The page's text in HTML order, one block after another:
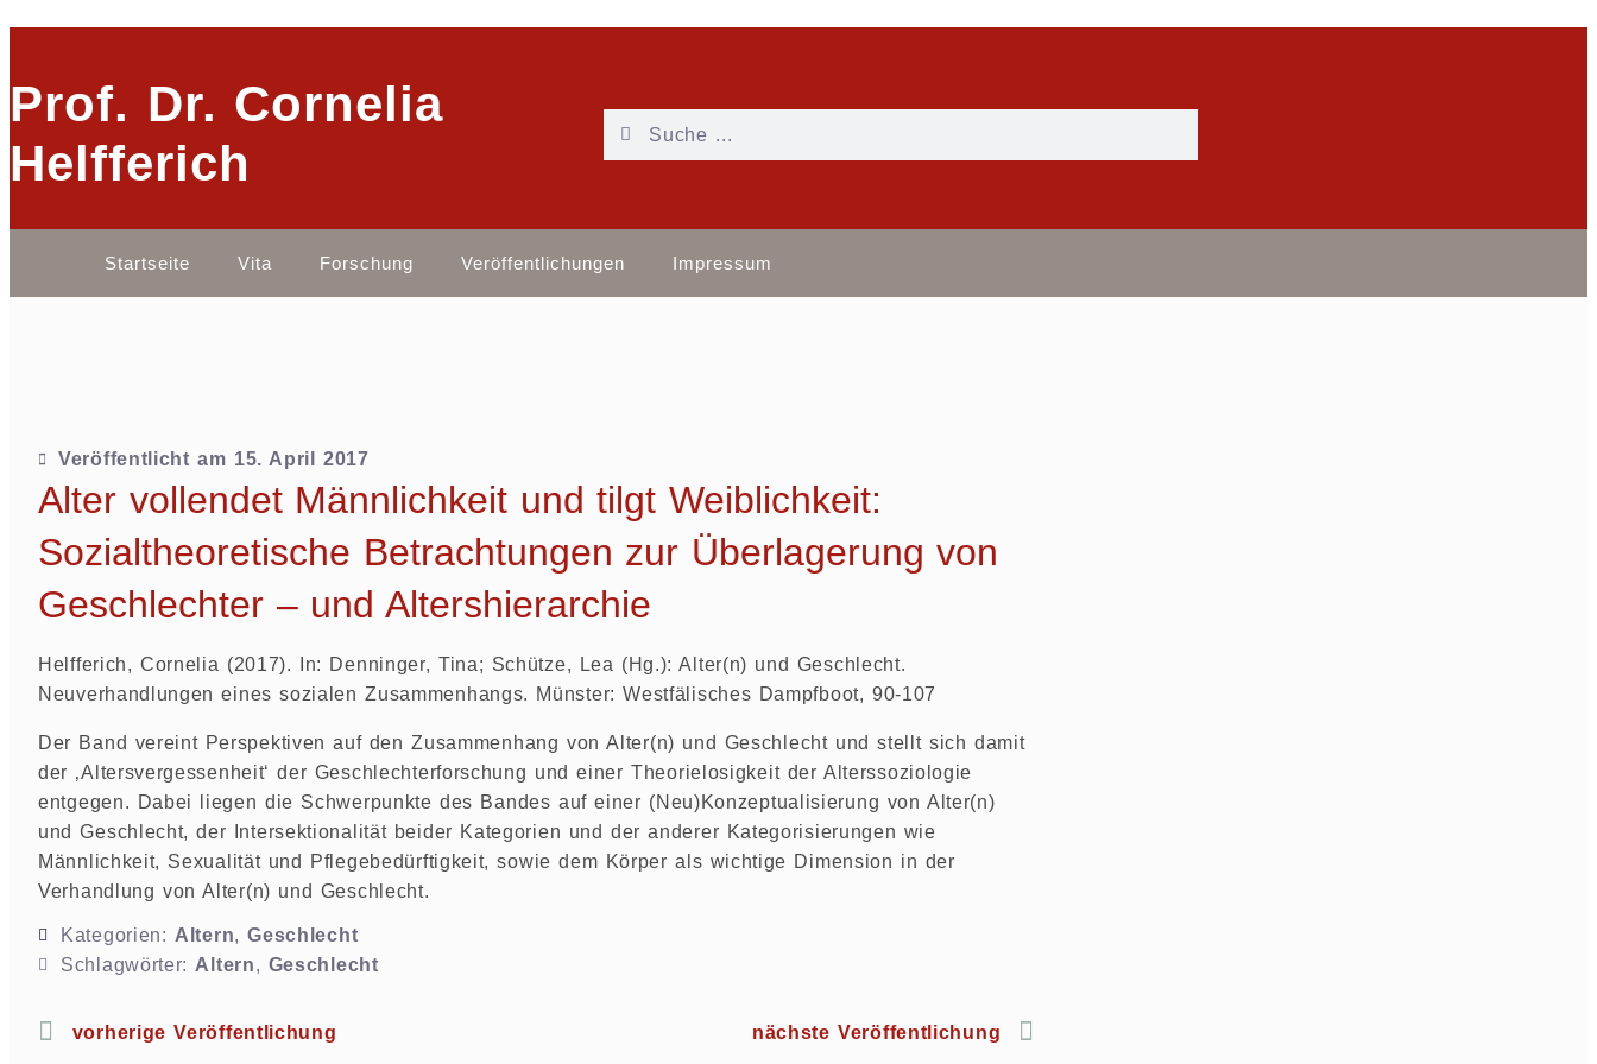
Prof. Dr. Cornelia
Helfferich
Startseite Vita Forschung Veröffentlichungen Impressum
Veröffentlicht am 15. April 2017
Alter vollendet Männlichkeit und tilgt Weiblichkeit:
Sozialtheoretische Betrachtungen zur Überlagerung von
Geschlechter – und Altershierarchie
Helfferich, Cornelia (2017). In: Denninger, Tina; Schütze, Lea (Hg.): Alter(n) und Geschlecht.
Neuverhandlungen eines sozialen Zusammenhangs. Münster: Westfälisches Dampfboot, 90-107
Der Band vereint Perspektiven auf den Zusammenhang von Alter(n) und Geschlecht und stellt sich damit
der ‚Altersvergessenheit‘ der Geschlechterforschung und einer Theorielosigkeit der Alterssoziologie
entgegen. Dabei liegen die Schwerpunkte des Bandes auf einer (Neu)Konzeptualisierung von Alter(n)
und Geschlecht, der Intersektionalität beider Kategorien und der anderer Kategorisierungen wie
Männlichkeit, Sexualität und Pflegebedürftigkeit, sowie dem Körper als wichtige Dimension in der
Verhandlung von Alter(n) und Geschlecht.
Kategorien: Altern,Geschlecht
Schlagwörter: Altern, Geschlecht
vorherige Veröffentlichung nächste Veröffentlichung